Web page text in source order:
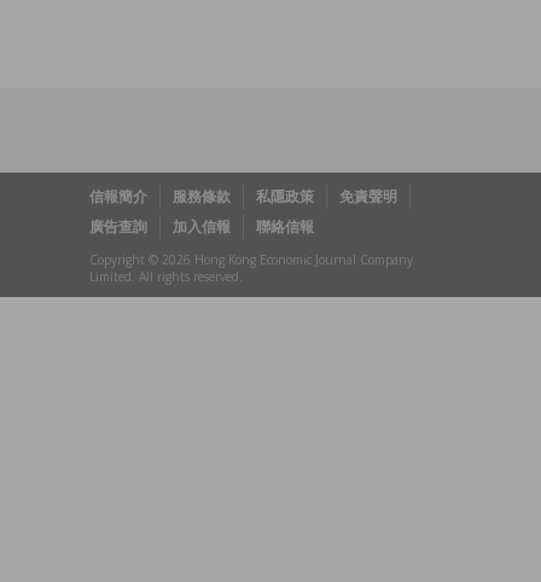
信報簡介 服務條款 私隱政策
免責聲明
廣告查詢
加入信報 聯絡信報
Copyright © 2026 Hong Kong Economic Journal Company
Limited. All rights reserved.